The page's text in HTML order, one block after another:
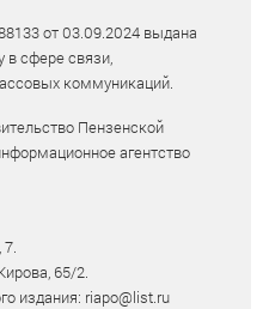
от 03.09.2024 выдана
сфере связи,
коммуникаций.
Пензенской
агентство
65/2.
издания: riapo@list.ru